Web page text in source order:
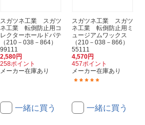
スガツネ工業 スガツ
ネ工業 転倒防止用コ
レクターホールドパテ
（210－038－864）
99111
2,580円
258ポイント
メーカー在庫あり
一緒に買う
スガツネ工業 スガツ
ネ工業 転倒防止用ミ
ュージアムワックス
（210－038－866）
55111
4,570円
457ポイント
メーカー在庫あり
一緒に買う